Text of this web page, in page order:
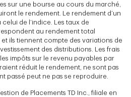
sur une bourse au cours du marché,
le rendement. Le rendement d’un
de l’indice. Les taux de
au rendement total
ils tiennent compte des variations de
des distributions. Les frais
impôts sur le revenu payables par
réduit le rendement, ne sont pas
passé peut ne pas se reproduire.
de Placements TD Inc., filiale en